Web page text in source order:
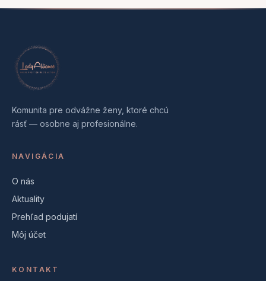
Komunita pre odvážne ženy, ktoré chcú
rásť — osobne aj profesionálne.
NAVIGÁCIA
O nás
Aktuality
Prehľad podujatí
Môj účet
KONTAKT